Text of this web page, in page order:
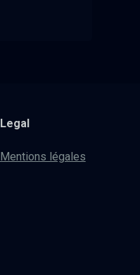
Legal
Mentions légales